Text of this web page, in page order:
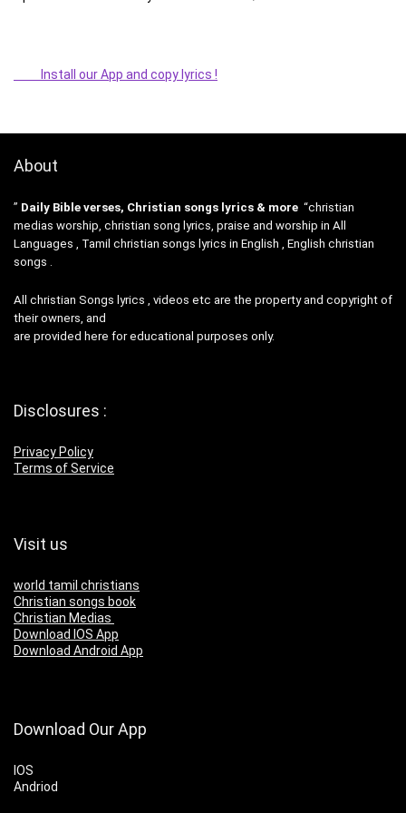
Install our App and copy lyrics !
About
” Daily Bible verses, Christian songs lyrics & more “christian
medias worship, christian song lyrics, praise and worship in All
Languages , Tamil christian songs lyrics in English , English christian
songs .
All christian Songs lyrics , videos etc are the property and copyright of
their owners, and
are provided here for educational purposes only.
Disclosures :
Privacy Policy
Terms of Service
Visit us
world tamil christians
Christian songs book
Christian Medias
Download IOS App
Download Android App
Download Our App
IOS
Andriod